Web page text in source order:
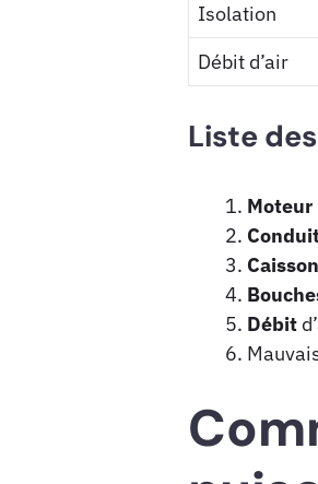
Isolation
Débit d’air
Liste
Moteur
Caisson
Débit